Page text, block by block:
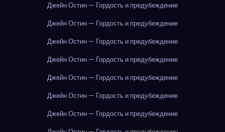
Джейн Остин — Гордость и предубеждение
Джейн Остин — Гордость и предубеждение
Джейн Остин — Гордость и предубеждение
Джейн Остин — Гордость и предубеждение
Джейн Остин — Гордость и предубеждение
Джейн Остин — Гордость и предубеждение
Джейн Остин — Гордость и предубеждение